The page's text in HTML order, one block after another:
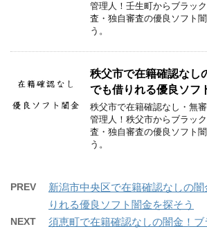
管理人！壬生町からブラッ
査・独自審査の優良ソフト
う。
秩父市で在籍確認なし
でも借りれる優良ソフ
秩父市で在籍確認なし・無
管理人！秩父市からブラッ
査・独自審査の優良ソフト
う。
PREV
新潟市中央区で在籍確認なしの
りれる優良ソフト闇金を探そう
NEXT
須恵町で在籍確認なしの闇金！